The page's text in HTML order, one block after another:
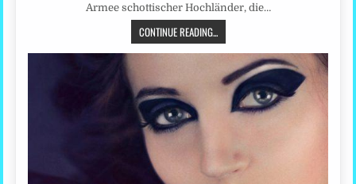
Armee schottischer Hochländer, die…
CONTINUE READING...